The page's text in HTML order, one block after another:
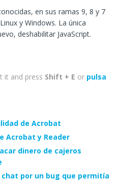
en sus ramas 9, 8 y 7
y Windows. La única
deshabilitar JavaScript.
it and press Shift + E or pulsa
de Acrobat
Acrobat y Reader
dinero de cajeros
por un bug que permitía